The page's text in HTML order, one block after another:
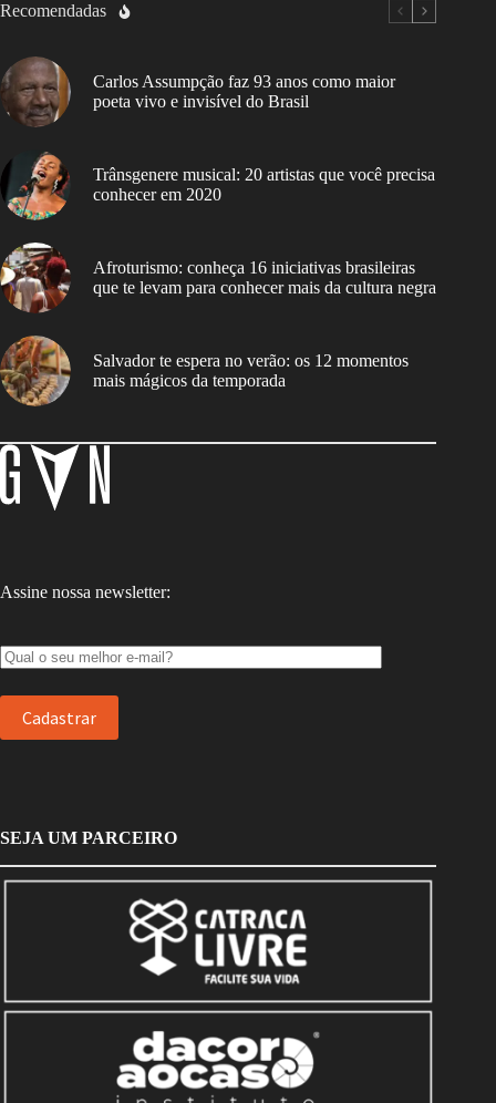
Recomendadas
Carlos Assumpção faz 93 anos como maior
poeta vivo e invisível do Brasil
Trânsgenere musical: 20 artistas que você precisa
conhecer em 2020
Afroturismo: conheça 16 iniciativas brasileiras
que te levam para conhecer mais da cultura negra
Salvador te espera no verão: os 12 momentos
mais mágicos da temporada
Assine nossa newsletter:
SEJA UM PARCEIRO